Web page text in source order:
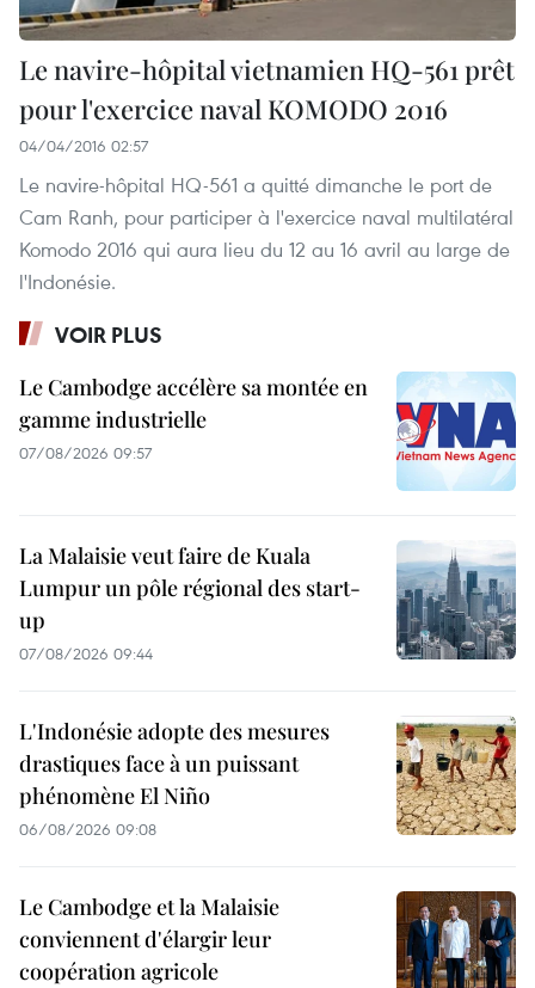
Le navire-hôpital vietnamien HQ-561 prêt
pour l'exercice naval KOMODO 2016
04/04/2016 02:57
Le navire-hôpital HQ-561 a quitté dimanche le port de
Cam Ranh, pour participer à l'exercice naval multilatéral
Komodo 2016 qui aura lieu du 12 au 16 avril au large de
l'Indonésie.
VOIR PLUS
Le Cambodge accélère sa montée en
gamme industrielle
07/08/2026 09:57
La Malaisie veut faire de Kuala
Lumpur un pôle régional des start-
up
07/08/2026 09:44
L'Indonésie adopte des mesures
drastiques face à un puissant
phénomène El Niño
06/08/2026 09:08
Le Cambodge et la Malaisie
conviennent d'élargir leur
coopération agricole